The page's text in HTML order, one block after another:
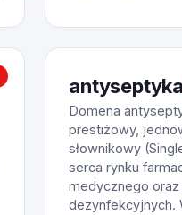
antyseptyka
Domena
prestiżowy,
słownikowy
serca rynku
medycznego
dezynfekcyjnych.